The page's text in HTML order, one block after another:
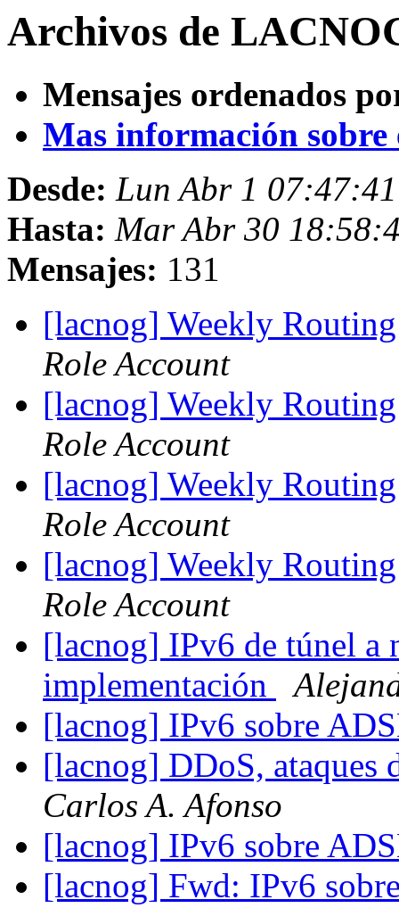
Archivos de
Mensajes ordenados
Mas información sobre
Desde: Lun Abr 1
Hasta: Mar Abr 30
Mensajes: 131
[lacnog] Weekly
Role Account
[lacnog] Weekly
Role Account
[lacnog] Weekly
Role Account
[lacnog] Weekly
Role Account
[lacnog] IPv6 de túnel a
implementación
[lacnog] IPv6 sobre
[lacnog] DDoS,
Carlos A. Afonso
[lacnog] IPv6 sobre
[lacnog] Fwd: IPv6